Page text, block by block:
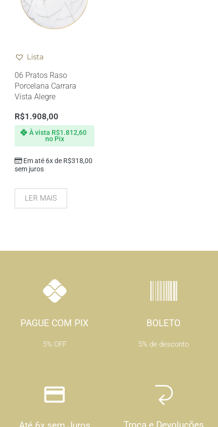
Lista
06 Pratos Raso
Porcelana Carrara
Vista Alegre
R$1.908,00
Em até 6x de R$318,00
sem juros
À vista R$1.812,60
no Pix
LER MAIS
PAGUE COM PIX
5% OFF
BOLETO
5% de desconto
Troca e Devoluções